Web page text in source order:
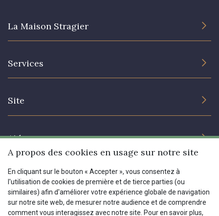
La Maison Stragier
Services
Site
Prix réduits
Aide
Livraison : France, Belgique, International
Retours & réclamations
FAQ - Questions fréquentes
Menu
Tous nos tissus
A propos des cookies en usage sur notre site
En cliquant sur le bouton « Accepter », vous consentez à
l'utilisation de cookies de première et de tierce parties (ou
similaires) afin d'améliorer votre expérience globale de navigation
sur notre site web, de mesurer notre audience et de comprendre
comment vous interagissez avec notre site. Pour en savoir plus,